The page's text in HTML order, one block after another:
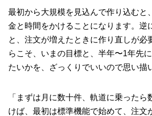
最初から大規模を見込んで作り込むと
金と時間をかけることになります。逆
と、注文が増えたときに作り直しが必
らこそ、いまの目標と、半年〜1年先
たいかを、ざっくりでいいので思い描
「まずは月に数十件、軌道に乗ったら
けば、最初は標準機能で始めて、注文